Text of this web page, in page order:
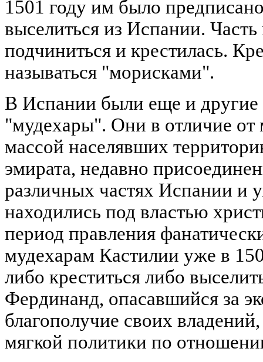
1501 году им было
выселиться из Испании.
подчиниться и крестилась.
называться "морисками".
В Испании были еще и
"мудехары". Они в отличие от
массой населявших
эмирата, недавно
различных частях Испании и
находились под властью
период правления
мудехарам Кастилии уже в
либо креститься либо
Фердинанд, опасавшийся за
благополучие своих
мягкой политики по